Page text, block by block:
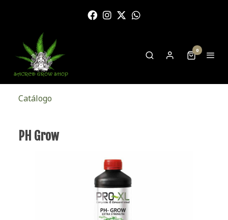
0
Catálogo
PH Grow